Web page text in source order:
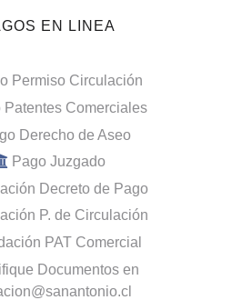
EN LINEA
Permiso Circulación
Patentes Comerciales
Derecho de Aseo
Pago Juzgado
Decreto de Pago
P. de Circulación
PAT Comercial
Documentos en